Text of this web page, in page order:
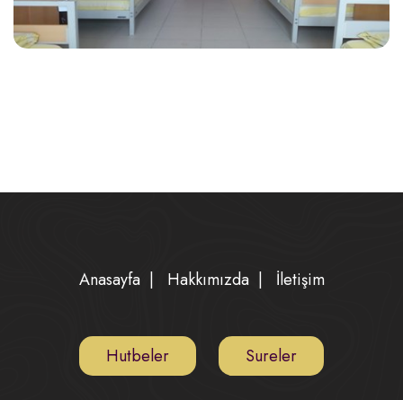
Anasayfa| Hakkımızda| İletişim
Hutbeler Sureler